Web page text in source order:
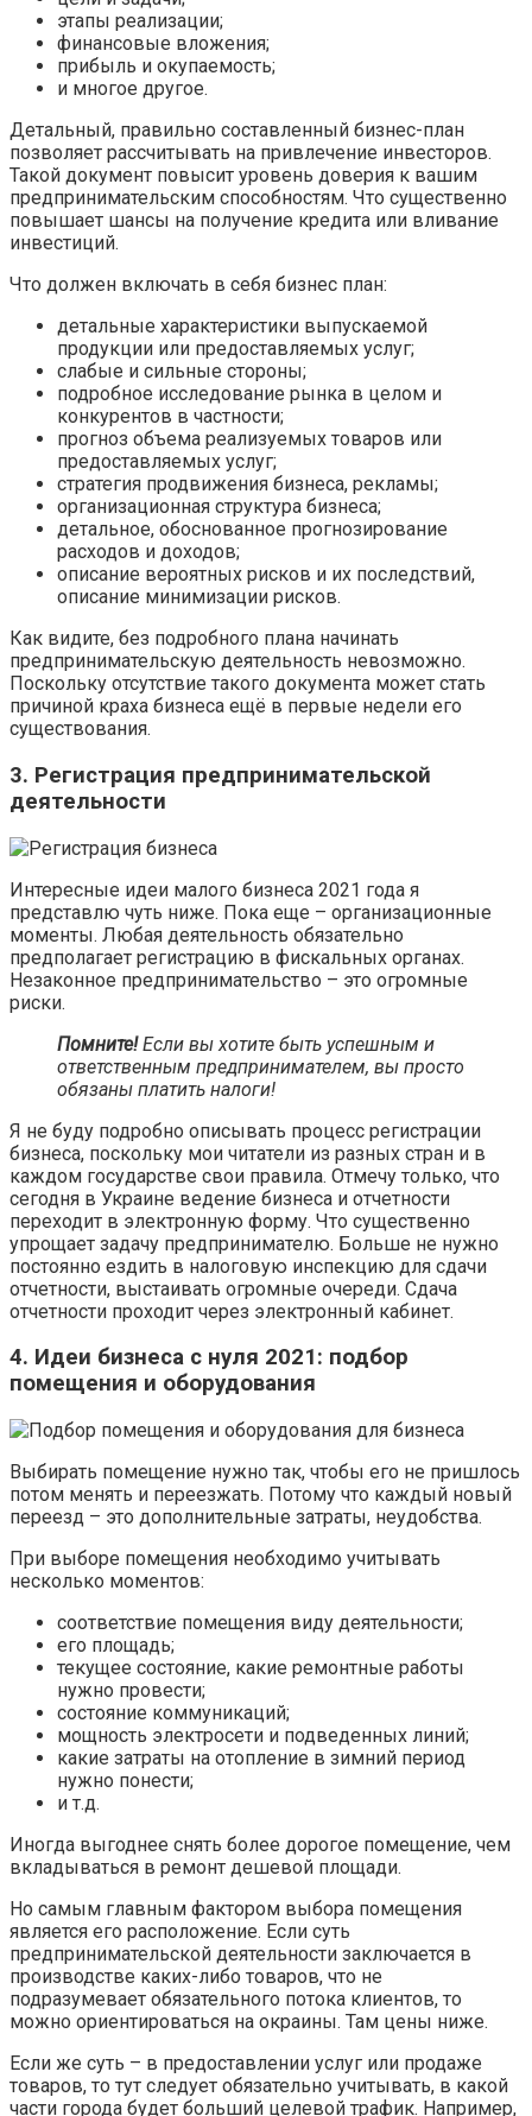
этапы реализации;
финансовые вложения;
прибыль и окупаемость;
и многое другое.
Детальный, правильно составленный бизнес-план
позволяет рассчитывать на привлечение инвесторов.
Такой документ повысит уровень доверия к вашим
предпринимательским способностям. Что существенно
повышает шансы на получение кредита или вливание
инвестиций.
Что должен включать в себя бизнес план:
детальные характеристики выпускаемой
продукции или предоставляемых услуг;
слабые и сильные стороны;
подробное исследование рынка в целом и
конкурентов в частности;
прогноз объема реализуемых товаров или
предоставляемых услуг;
стратегия продвижения бизнеса, рекламы;
организационная структура бизнеса;
детальное, обоснованное прогнозирование
расходов и доходов;
описание вероятных рисков и их последствий,
описание минимизации рисков.
Как видите, без подробного плана начинать
предпринимательскую деятельность невозможно.
Поскольку отсутствие такого документа может стать
причиной краха бизнеса ещё в первые недели его
существования.
3. Регистрация предпринимательской
деятельности
Интересные идеи малого бизнеса 2021 года я
представлю чуть ниже. Пока еще – организационные
моменты. Любая деятельность обязательно
предполагает регистрацию в фискальных органах.
Незаконное предпринимательство – это огромные
риски.
Помните! Если вы хотите быть успешным и
ответственным предпринимателем, вы просто
обязаны платить налоги!
Я не буду подробно описывать процесс регистрации
бизнеса, поскольку мои читатели из разных стран и в
каждом государстве свои правила. Отмечу только, что
сегодня в Украине ведение бизнеса и отчетности
переходит в электронную форму. Что существенно
упрощает задачу предпринимателю. Больше не нужно
постоянно ездить в налоговую инспекцию для сдачи
отчетности, выстаивать огромные очереди. Сдача
отчетности проходит через электронный кабинет.
4. Идеи бизнеса с нуля 2021: подбор
помещения и оборудования
Выбирать помещение нужно так, чтобы его не пришлось
потом менять и переезжать. Потому что каждый новый
переезд – это дополнительные затраты, неудобства.
При выборе помещения необходимо учитывать
несколько моментов:
соответствие помещения виду деятельности;
его площадь;
текущее состояние, какие ремонтные работы
нужно провести;
состояние коммуникаций;
мощность электросети и подведенных линий;
какие затраты на отопление в зимний период
нужно понести;
и т.д.
Иногда выгоднее снять более дорогое помещение, чем
вкладываться в ремонт дешевой площади.
Но самым главным фактором выбора помещения
является его расположение. Если суть
предпринимательской деятельности заключается в
производстве каких-либо товаров, что не
подразумевает обязательного потока клиентов, то
можно ориентироваться на окраины. Там цены ниже.
Если же суть – в предоставлении услуг или продаже
товаров, то тут следует обязательно учитывать, в какой
части города будет больший целевой трафик. Например,